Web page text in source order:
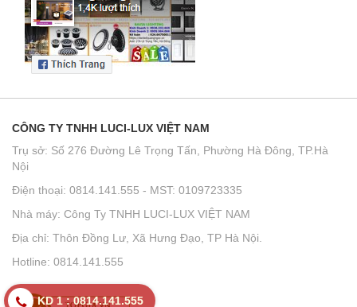
CÔNG TY TNHH LUCI-LUX VIỆT NAM
Trụ sở: Số 276 Đường Lê Trọng Tấn, Phường Hà Đông, TP.Hà
Nội
Điện thoại: 0814.141.555 - MST: 0109723335
Nhà máy: Công Ty TNHH LUCI-LUX VIỆT NAM
Địa chỉ: Thôn Đồng Lư, Xã Hưng Đạo, TP Hà Nội.
Hotline: 0814.141.555
KD 1 : 0814.141.555